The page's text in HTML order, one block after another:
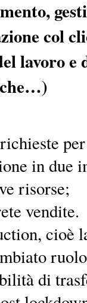
col
lavoro
in due
risorse;
vendite.
cioè
di